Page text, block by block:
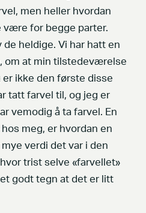
men heller hvordan
være for begge parter.
heldige. Vi har hatt en
om at min tilstedeværelse
ikke den første disse
tatt farvel til, og jeg er
vemodig å ta farvel. En
meg, er hvordan en
verdi det var i den
trist selve «farvellet»
godt tegn at det er litt